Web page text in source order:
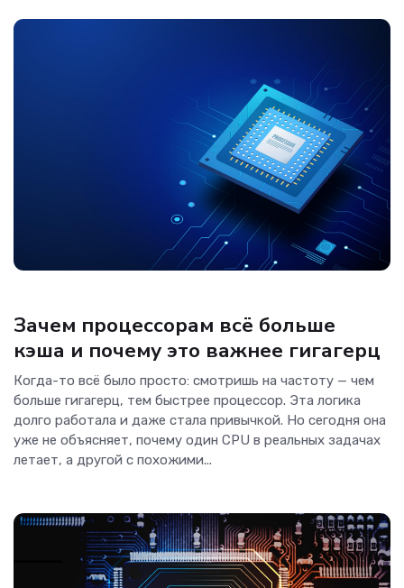
Зачем процессорам всё больше
кэша и почему это важнее гигагерц
Когда-то всё было просто: смотришь на частоту — чем
больше гигагерц, тем быстрее процессор. Эта логика
долго работала и даже стала привычкой. Но сегодня она
уже не объясняет, почему один CPU в реальных задачах
летает, а другой с похожими...